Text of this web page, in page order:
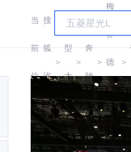
当
前
位
置:
搜
狐
汽
车
＞
车
型
大
＞
奔
驰
＞
梅
赛
德
斯-
EQ
＞